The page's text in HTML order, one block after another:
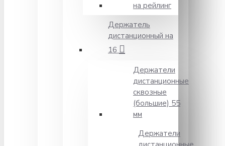
на рейлинг
Держатель
дистанционный на
16
Держатели
дистанционные
сквозные
(большие) 55
мм
Держатели